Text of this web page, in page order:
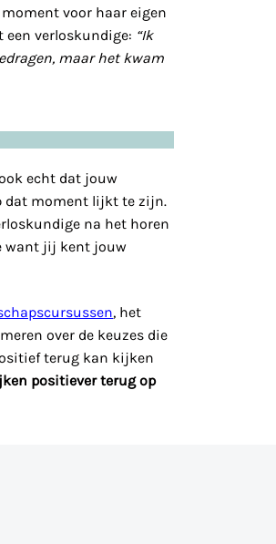
voor haar eigen
een verloskundige: “Ik
maar het kwam
echt dat jouw
dat moment lijkt te zijn.
na het horen
want jij kent jouw
, het
over de keuzes die
terug kan kijken
positiever terug op